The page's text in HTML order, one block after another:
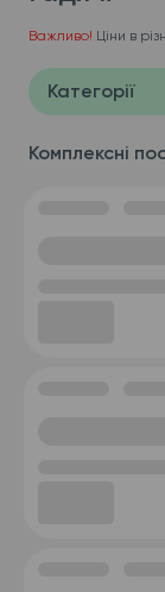
Важливо! Ціни в
Категорії
Комплексні